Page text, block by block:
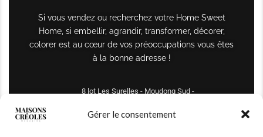
Gérer le consentement
Si vous vendez ou recherchez votre Home Sweet
Home, si embellir, agrandir, transformer, décorer,
colorer est au cœur de vos préoccupations vous êtes
à la bonne adresse !
8 lot Les Surelles - Moudong Sud -